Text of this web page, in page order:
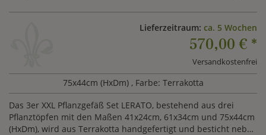
Lieferzeitraum: ca. 5 Wochen
570,00 € *
Versandkostenfrei
75x44cm (HxDm) , Farbe: Terrakotta
Das 3er XXL Pflanzgefäß Set LERATO, bestehend aus drei
Pflanztöpfen mit den Maßen 41x24cm, 61x34cm und 75x44cm
(HxDm), wird aus Terrakotta handgefertigt und besticht neben